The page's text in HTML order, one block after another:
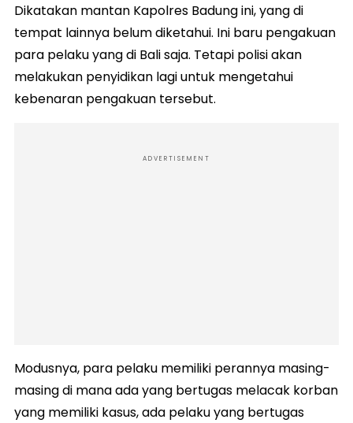
Dikatakan mantan Kapolres Badung ini, yang di
tempat lainnya belum diketahui. Ini baru pengakuan
para pelaku yang di Bali saja. Tetapi polisi akan
melakukan penyidikan lagi untuk mengetahui
kebenaran pengakuan tersebut.
ADVERTISEMENT
Modusnya, para pelaku memiliki perannya masing-
masing di mana ada yang bertugas melacak korban
yang memiliki kasus, ada pelaku yang bertugas